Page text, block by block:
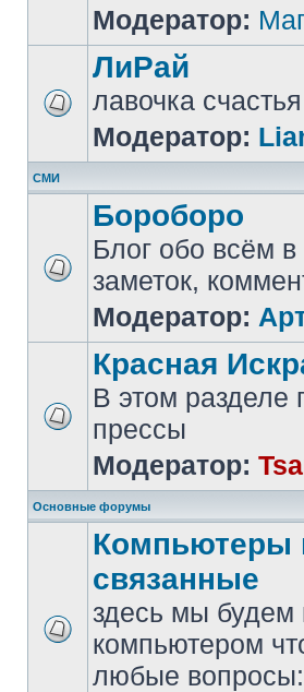
Модератор:
ЛиРай
лавочка счастья
Модератор:
СМИ
Бороборо
Блог обо всём
заметок,
Модератор:
Красная
В этом разделе
прессы
Модератор:
Основные форумы
Компьютеры
связанные
здесь мы будем
компьютером
любые